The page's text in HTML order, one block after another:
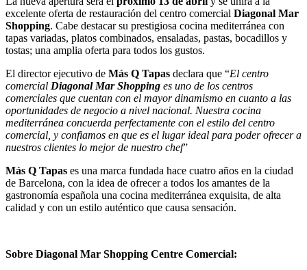
excelente oferta de restauración del centro comercial Diagonal Mar
Shopping. Cabe destacar su prestigiosa cocina mediterránea con
tapas variadas, platos combinados, ensaladas, pastas, bocadillos y
tostas; una amplia oferta para todos los gustos.
El director ejecutivo de Más Q Tapas declara que “El centro
comercial Diagonal Mar Shopping es uno de los centros
comerciales que cuentan con el mayor dinamismo en cuanto a las
oportunidades de negocio a nivel nacional. Nuestra cocina
mediterránea concuerda perfectamente con el estilo del centro
comercial, y confiamos en que es el lugar ideal para poder ofrecer a
nuestros clientes lo mejor de nuestro chef”
Más Q Tapas es una marca fundada hace cuatro años en la ciudad
de Barcelona, con la idea de ofrecer a todos los amantes de la
gastronomía española una cocina mediterránea exquisita, de alta
calidad y con un estilo auténtico que causa sensación.
Sobre Diagonal Mar Shopping Centre Comercial: